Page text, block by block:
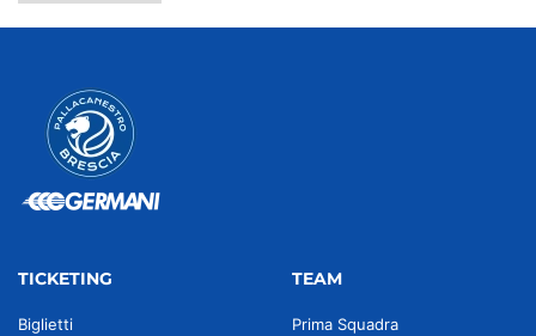
TICKETING
Biglietti
TEAM
Prima Squadra